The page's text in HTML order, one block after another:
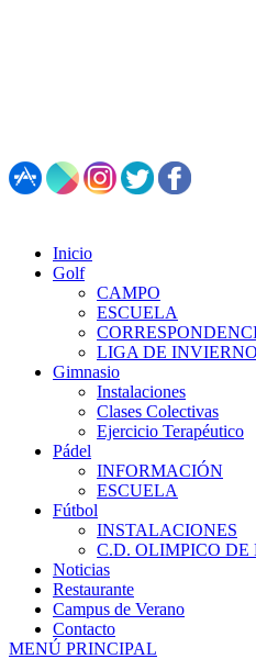
Inicio
Golf
CAMPO
ESCUELA
LIGA DE INVIERNO
Gimnasio
Instalaciones
Clases Colectivas
Ejercicio Terapéutico
Pádel
INFORMACIÓN
ESCUELA
Fútbol
INSTALACIONES
C.D. OLIMPICO DE
Noticias
Restaurante
Campus de Verano
Contacto
MENÚ PRINCIPAL